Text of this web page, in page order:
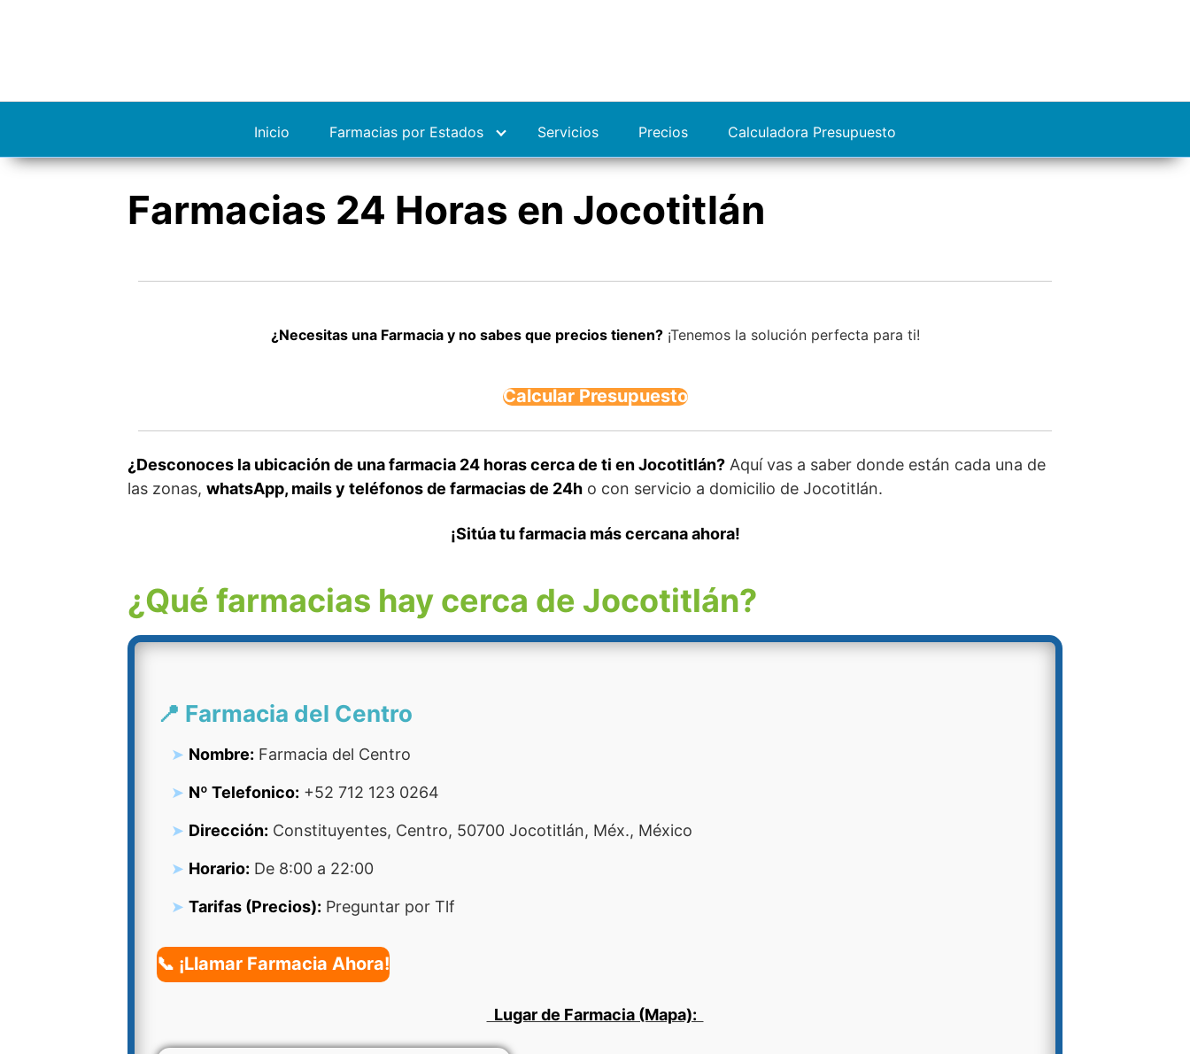
l
Inicio Farmacias por Estados Servicios Precios Calculadora Presupuesto
Farmacias 24 Horas en Jocotitlán
¿Necesitas una Farmacia y no sabes que precios tienen?¡Tenemos la solución perfecta para ti!
Calcular Presupuesto
¿Desconoces la ubicación de una farmacia 24 horas cerca de ti en Jocotitlán? Aquí vas a saber donde están cada una de
las zonas, whatsApp, mails y teléfonos de farmacias de 24h o con servicio a domicilio de Jocotitlán.
¡Sitúa tu farmacia más cercana ahora!
¿Qué farmacias hay cerca de Jocotitlán?
📍 Farmacia del Centro
Nombre: Farmacia del Centro
Nº Telefonico: +52 712 123 0264
Dirección: Constituyentes, Centro, 50700 Jocotitlán, Méx., México
Horario: De 8:00 a 22:00
Tarifas (Precios): Preguntar por Tlf
📞 ¡Llamar Farmacia Ahora!
Lugar de Farmacia (Mapa):